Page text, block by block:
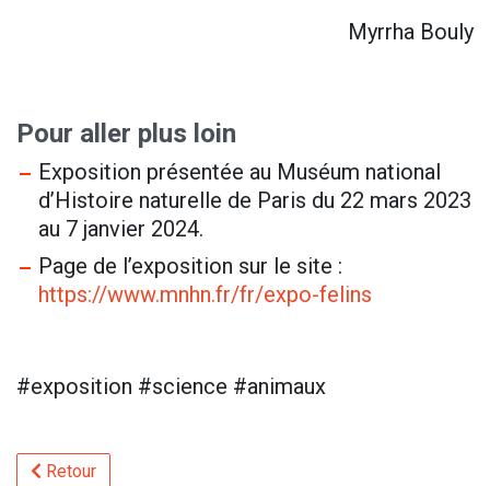
Myrrha Bouly
Pour aller plus loin
Exposition présentée au Muséum national
d’Histoire naturelle de Paris du 22 mars 2023
au 7 janvier 2024.
Page de l’exposition sur le site :
https://www.mnhn.fr/fr/expo-felins
#exposition #science #animaux
Retour